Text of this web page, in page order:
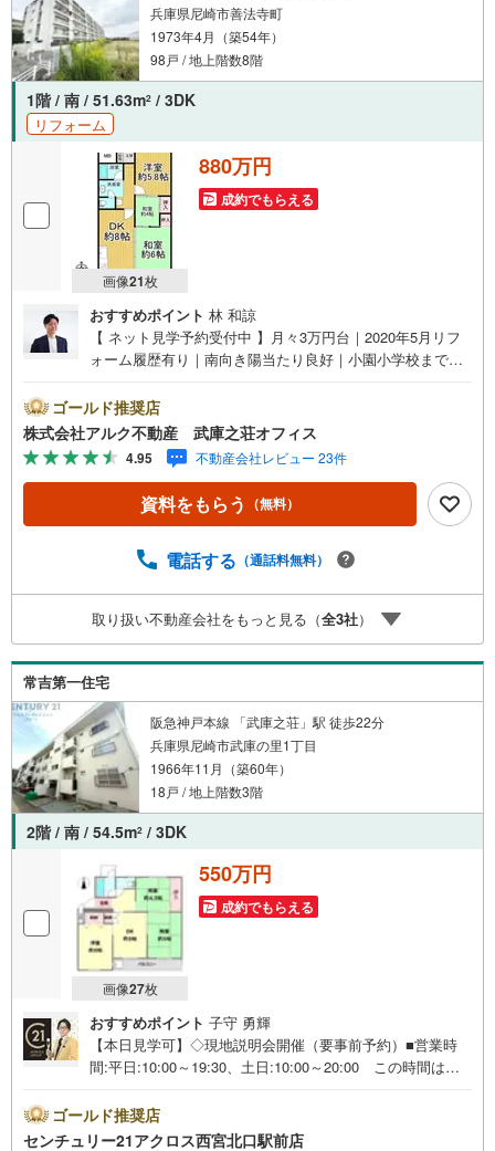
兵庫県尼崎市善法寺町
1973年4月（築54年）
98戸 / 地上階数8階
1階 / 南 / 51.63m2 / 3DK
リフォーム
画像21枚
880万円
成約でもらえる
おすすめポイント 林 和諒
【 ネット見学予約受付中 】月々3万円台｜2020年5月リフ
ォーム履歴有り｜南向き陽当たり良好｜小園小学校まで徒
ォーム履歴有り！■南向きにつき陽当たり良好！■1階部分
につき階下への足音が気になりません！【 周辺環境 】尼崎
市立小園幼稚園:徒歩6分（482m）尼崎市立小園小学校:徒歩
12分（923m）尼崎市立小園中学校:徒歩10分（787m）コー
ヨー阪急園田店:徒歩11分（877m）コストコ尼崎倉庫店:徒
歩11分（880m）【 アルク不動産について 】当社は阪急武
店舗では掲載中の物件に限らず、阪神間エリアを中心に
開放感のあるデザインに仕上げております。また、キッズ
スペースやおむつ替えスペースも完備しておりますので、
お子さま連れでも安心してご来店いただけます。ゆっくり
住まい探しをしていきたいお客様や、まずは相談だけとい
うお客様も、お気軽にご相談ください。
ゴールド推奨店
株式会社アルク不動産 武庫之荘オフィス
4.95 不動産会社レビュー 23件
資料をもらう （無料）
電話する （通話料無料）
取り扱い不動産会社をもっと見る（全3社）
常吉第一住宅
阪急神戸本線 「武庫之荘」駅 徒歩22分
兵庫県尼崎市武庫の里1丁目
1966年11月（築60年）
18戸 / 地上階数3階
2階 / 南 / 54.5m2 / 3DK
画像27枚
550万円
成約でもらえる
おすすめポイント 子守 勇輝
【本日見学可】◇現地説明会開催（要事前予約）■営業時
間:平日:10:00～19:30、土日:10:00～20:00 この時間はお
で陽当たり採光良好です！駐車場一台分確保。ペットの飼
育が可能な物件です♪＝＝センチュリー21アクロスグルー
ゴールド推奨店
センチュリー21アクロス西宮北口駅前店